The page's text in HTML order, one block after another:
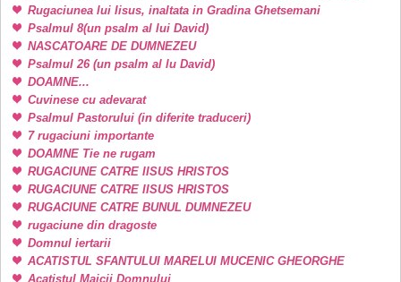
Rugaciunea lui Iisus, inaltata in Gradina Ghetsemani
Psalmul 8(un psalm al lui David)
NASCATOARE DE DUMNEZEU
Psalmul 26 (un psalm al lu David)
DOAMNE...
Cuvinese cu adevarat
Psalmul Pastorului (in diferite traduceri)
7 rugaciuni importante
DOAMNE Tie ne rugam
RUGACIUNE CATRE IISUS HRISTOS
RUGACIUNE CATRE IISUS HRISTOS
RUGACIUNE CATRE BUNUL DUMNEZEU
rugaciune din dragoste
Domnul iertarii
ACATISTUL SFANTULUI MARELUI MUCENIC GHEORGHE
Acatistul Maicii Domnului